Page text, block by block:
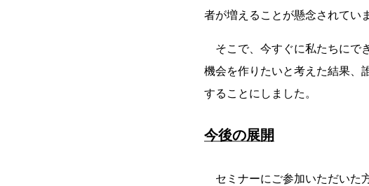
者が増えることが懸念されていま
そこで、今すぐに私たちにで
機会を作りたいと考えた結果、
することにしました。
今後の展開
セミナーにご参加いただいた